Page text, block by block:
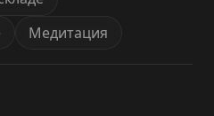
Медитация